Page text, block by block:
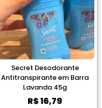
Secret Desodorante
Antitranspirante em Barra
Lavanda 45g
R$16,79